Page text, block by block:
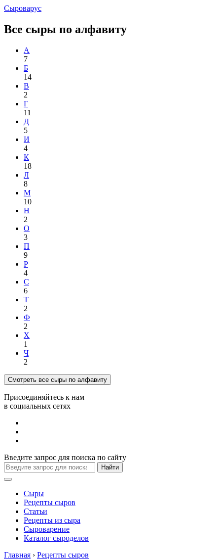
Сыроварус
Все сыры по алфавиту
А
7
Б
14
В
2
Г
11
Д
5
И
4
К
18
Л
8
М
10
Н
2
О
3
П
9
Р
4
С
6
Т
2
Ф
2
Х
1
Ч
2
Смотреть все сыры по алфавиту
Присоединяйтесь к нам
в социальных сетях
Введите запрос для поиска по сайту
Найти
Сыры
Рецепты сыров
Статьи
Рецепты из сыра
Сыроварение
Каталог сыроделов
Главная › Рецепты сыров